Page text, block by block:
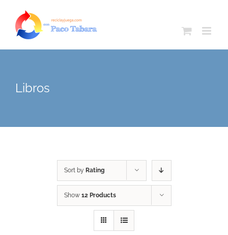
content
Libros
Sort by Rating
Show 12 Products